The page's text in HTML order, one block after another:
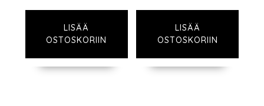
LISÄÄ
OSTOSKORIIN
LISÄÄ
OSTOSKORIIN